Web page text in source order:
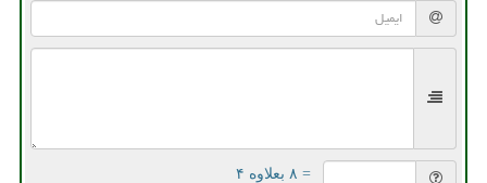
= ۸ بعلاوه ۴